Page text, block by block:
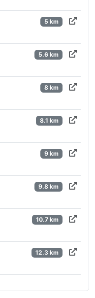
5 km
5.6 km
8 km
8.1 km
9 km
9.8 km
10.7 km
12.3 km